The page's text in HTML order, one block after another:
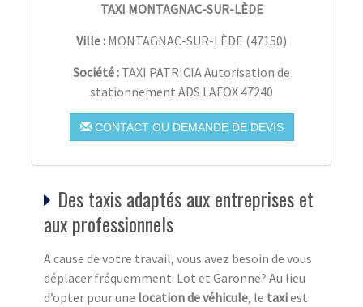
TAXI MONTAGNAC-SUR-LÈDE
Ville : MONTAGNAC-SUR-LÈDE (47150)
Société : TAXI PATRICIA Autorisation de
stationnement ADS LAFOX 47240
CONTACT OU DEMANDE DE DEVIS
Des taxis adaptés aux entreprises et
aux professionnels
A cause de votre travail, vous avez besoin de vous
déplacer fréquemment Lot et Garonne? Au lieu
d’opter pour une location de véhicule, le taxiest